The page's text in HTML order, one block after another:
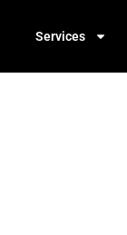
Services